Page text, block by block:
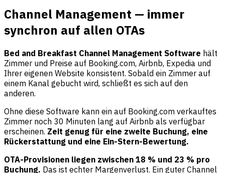
Channel Management — immer
synchron auf allen OTAs
Bed and Breakfast Channel Management Software hält
Zimmer und Preise auf Booking.com, Airbnb, Expedia und
Ihrer eigenen Website konsistent. Sobald ein Zimmer auf
einem Kanal gebucht wird, schließt es sich auf den
anderen.
Ohne diese Software kann ein auf Booking.com verkauftes
Zimmer noch 30 Minuten lang auf Airbnb als verfügbar
erscheinen. Zeit genug für eine zweite Buchung, eine
Rückerstattung und eine Ein-Stern-Bewertung.
OTA-Provisionen liegen zwischen 18 % und 23 % pro
Buchung. Das ist echter Margenverlust. Ein guter Channel